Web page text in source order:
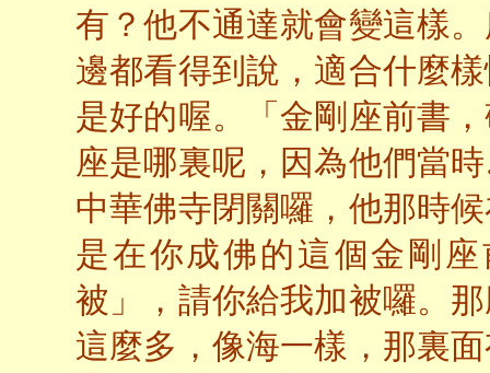
有？他不通達就會變這樣
邊都看得到說，適合什麼
是好的喔。「金剛座前書
座是哪裏呢，因為他們當
中華佛寺閉關囉，他那時
是在你成佛的這個金剛
被」，請你給我加被囉。
這麼多，像海一樣，那裏